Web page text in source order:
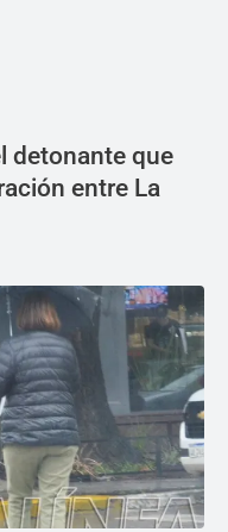
detonante que
entre La